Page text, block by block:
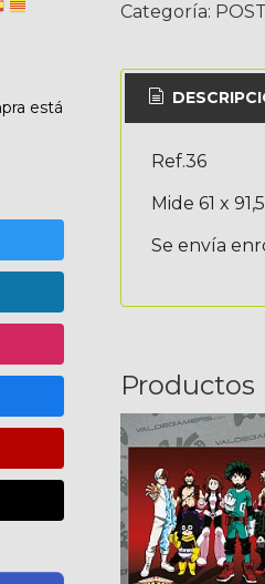
está
Categoría:
Ref.36
Mide 61 x
Se envía
Productos